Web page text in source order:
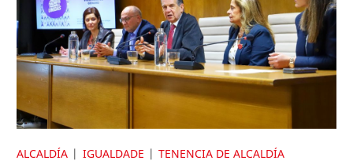
ALCALDÍA IGUALDADE TENENCIA DE ALCALDÍA